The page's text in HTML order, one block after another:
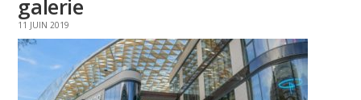
galerie
11 JUIN 2019